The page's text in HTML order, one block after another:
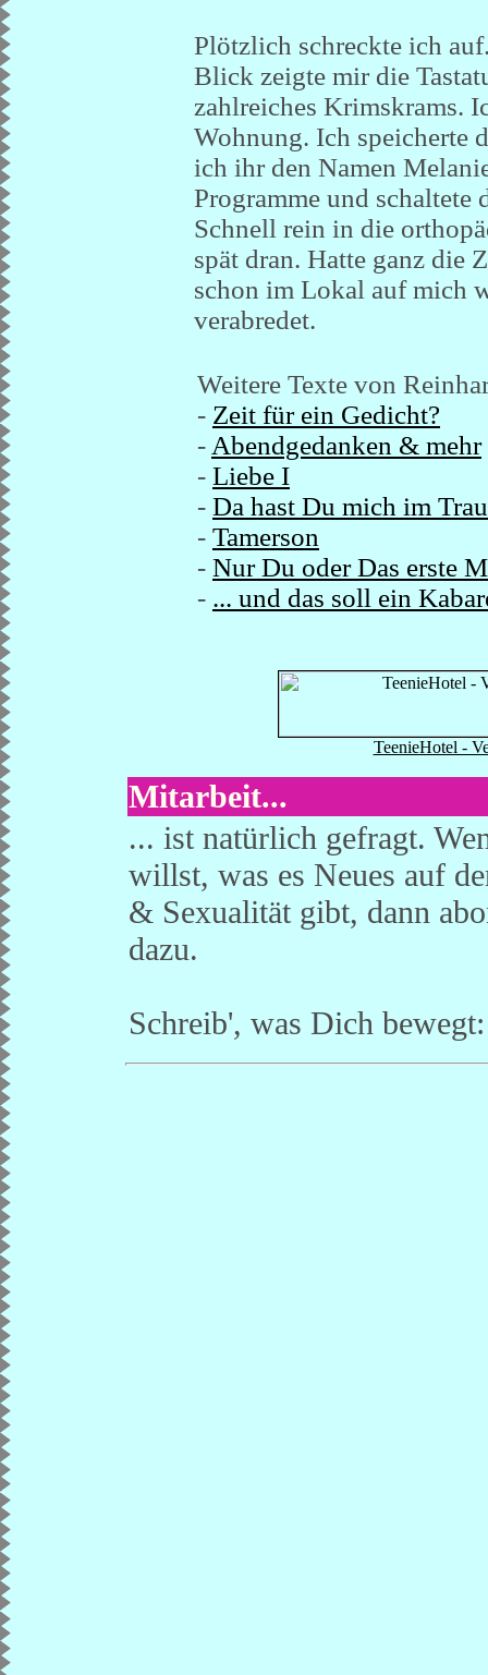
Plötzlich schreckte ich
Blick zeigte mir die
zahlreiches Krimskrams.
Wohnung. Ich speicherte
ich ihr den Namen
Programme und schaltete
Schnell rein in die
spät dran. Hatte ganz die
schon im Lokal auf mich
verabredet.
Weitere Texte von
- Zeit für ein Gedicht?
- Abendgedanken & mehr
- Liebe I
- Da hast Du mich im
- Tamerson
- Nur Du oder Das erste
- ... und das soll ein
TeenieHotel -
Mitarbeit...
... ist natürlich gefragt.
willst, was es Neues auf
& Sexualität gibt, dann
dazu.
Schreib', was Dich